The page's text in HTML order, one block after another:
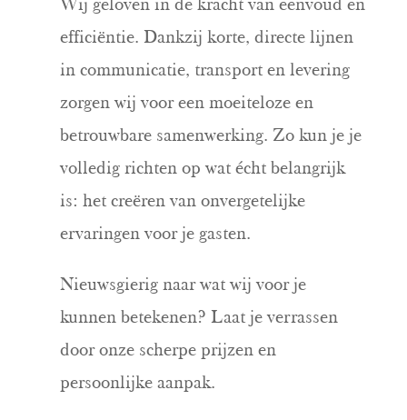
efficiëntie. Dankzij korte, directe lijnen
in communicatie, transport en levering
zorgen wij voor een moeiteloze en
betrouwbare samenwerking. Zo kun je je
volledig richten op wat écht belangrijk
is: het creëren van onvergetelijke
ervaringen voor je gasten.
Nieuwsgierig naar wat wij voor je
kunnen betekenen? Laat je verrassen
door onze scherpe prijzen en
persoonlijke aanpak.